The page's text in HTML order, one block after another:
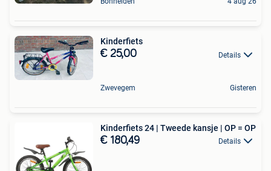
Kinderfiets
€ 25,00 Details
Zwevegem Gisteren
Kinderfiets 24 | Tweede kansje | OP = OP
€ 180,49 Details